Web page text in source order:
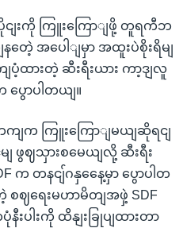
ပိုငျးကို ကြူးကြောျဖို့ တူရကီဘ
တေဲ့ အပေါျမှာ အထူးပဲစိုးရိမျ
ပံ့ထားတဲ့ ဆီးရီးယား ကာ့ဒျလူ
ပွောပါတယျ။
ကျက ကြူးကြောျမယျဆိုရငျ
ဖွဈသှားစမေယျလို့ ဆီးရီး
က တနငျ်ဂနှနေေ့မှာ ပွောပါတ
စဈရေးမဟာမိတျအဖှဲ့ SDF
းပါးကို ထိနျးခြုပျထားတာ